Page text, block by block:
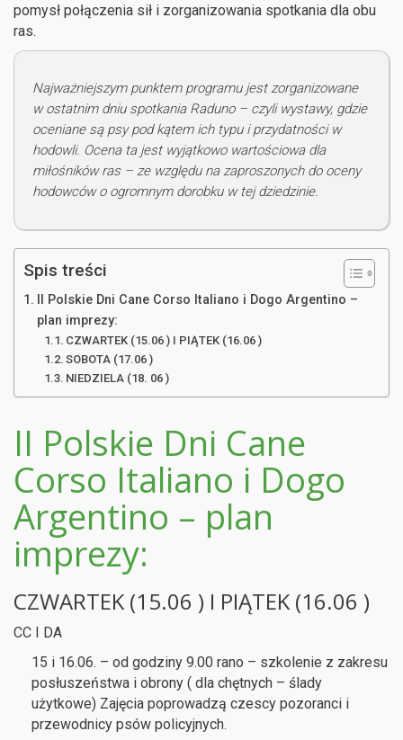
pomysł połączenia sił i zorganizowania spotkania dla obu
ras.
Najważniejszym punktem programu jest zorganizowane
w ostatnim dniu spotkania Raduno – czyli wystawy, gdzie
oceniane są psy pod kątem ich typu i przydatności w
hodowli. Ocena ta jest wyjątkowo wartościowa dla
miłośników ras – ze względu na zaproszonych do oceny
hodowców o ogromnym dorobku w tej dziedzinie.
Spis treści
II Polskie Dni Cane Corso Italiano i Dogo Argentino –
plan imprezy:
CZWARTEK (15.06 ) I PIĄTEK (16.06 )
SOBOTA (17.06 )
NIEDZIELA (18. 06 )
II Polskie Dni Cane
Corso Italiano i Dogo
Argentino – plan
imprezy:
CZWARTEK (15.06 ) I PIĄTEK (16.06 )
CC I DA
15 i 16.06. – od godziny 9.00 rano – szkolenie z zakresu
posłuszeństwa i obrony ( dla chętnych – ślady
użytkowe) Zajęcia poprowadzą czescy pozoranci i
przewodnicy psów policyjnych.